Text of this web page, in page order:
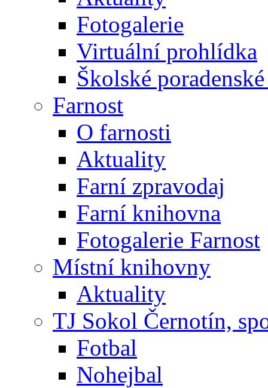
Fotogalerie
Virtuální prohlídka
Školské
Farnost
O farnosti
Aktuality
Farní zpravodaj
Farní knihovna
Fotogalerie Farnost
Místní knihovny
Aktuality
TJ Sokol Černotín,
Fotbal
Nohejbal